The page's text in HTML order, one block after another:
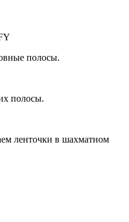
полосы.
полосы.
ленточки в шахматном